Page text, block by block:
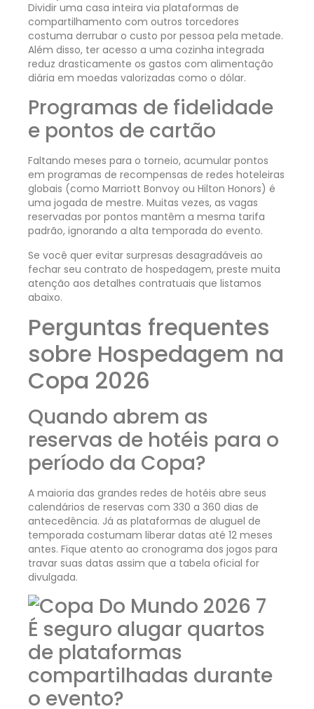
Dividir uma casa inteira via plataformas de
compartilhamento com outros torcedores
costuma derrubar o custo por pessoa pela metade.
Além disso, ter acesso a uma cozinha integrada
reduz drasticamente os gastos com alimentação
diária em moedas valorizadas como o dólar.
Programas de fidelidade
e pontos de cartão
Faltando meses para o torneio, acumular pontos
em programas de recompensas de redes hoteleiras
globais (como Marriott Bonvoy ou Hilton Honors) é
uma jogada de mestre. Muitas vezes, as vagas
reservadas por pontos mantêm a mesma tarifa
padrão, ignorando a alta temporada do evento.
Se você quer evitar surpresas desagradáveis ao
fechar seu contrato de hospedagem, preste muita
atenção aos detalhes contratuais que listamos
abaixo.
Perguntas frequentes
sobre Hospedagem na
Copa 2026
Quando abrem as
reservas de hotéis para o
período da Copa?
A maioria das grandes redes de hotéis abre seus
calendários de reservas com 330 a 360 dias de
antecedência. Já as plataformas de aluguel de
temporada costumam liberar datas até 12 meses
antes. Fique atento ao cronograma dos jogos para
travar suas datas assim que a tabela oficial for
divulgada.
É seguro alugar quartos
de plataformas
compartilhadas durante
o evento?